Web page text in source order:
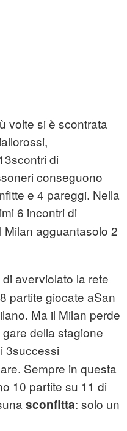
volte si è scontrata
di
conseguono
e 4 pareggi. Nella
6 incontri di
agguantasolo 2
averviolato la rete
partite giocate aSan
Ma il Milan perde
della stagione
3successi
Sempre in questa
10 partite su 11 di
sconfitta: solo un